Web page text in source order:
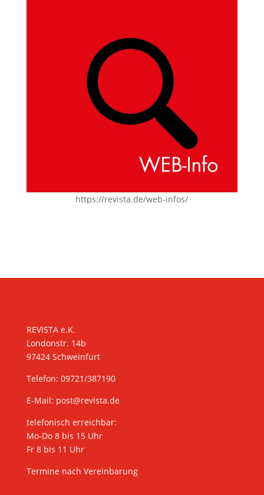
https://revista.de/web-infos/
REVISTA e.K.
Londonstr. 14b
97424 Schweinfurt
Telefon: 09721/387190
E-Mail: post@revista.de
telefonisch erreichbar:
Mo-Do 8 bis 15 Uhr
Fr 8 bis 11 Uhr
Termine nach Vereinbarung